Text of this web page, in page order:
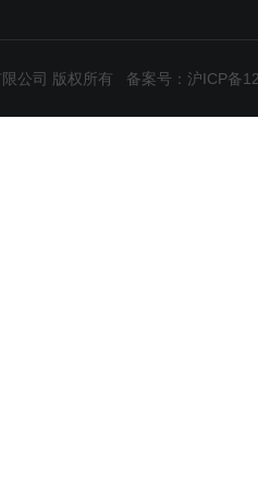
公司 版权所有 备案号：沪ICP备